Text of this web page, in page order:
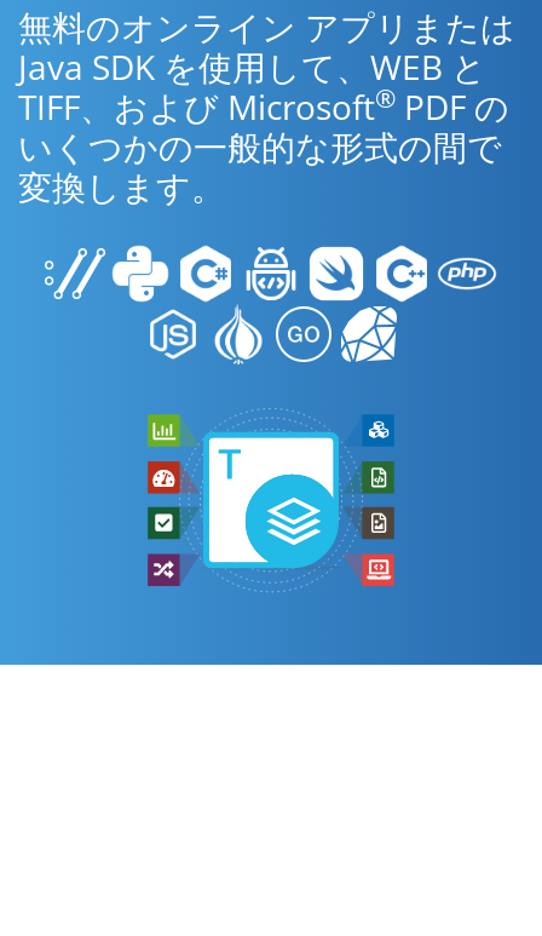
無料のオンライン アプリまたは
Java SDK を使用して、WEB と
TIFF、および Microsoft® PDF の
いくつかの一般的な形式の間で
変換します。